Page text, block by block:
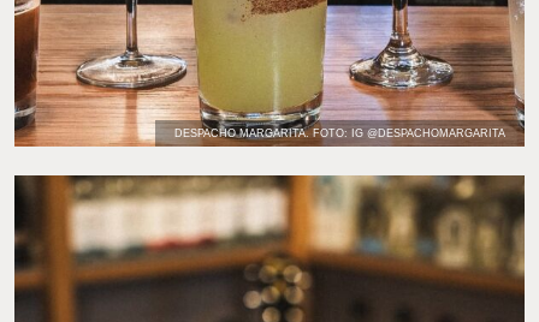
DESPACHO MARGARITA. FOTO: IG @DESPACHOMARGARITA